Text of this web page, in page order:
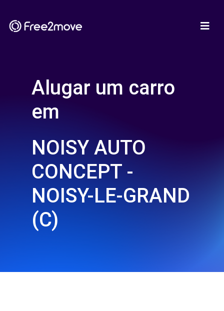
Alugar um carro
em
NOISY AUTO
CONCEPT -
NOISY-LE-GRAND
(C)